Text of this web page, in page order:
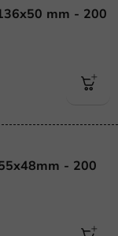
mm - 200
- 200